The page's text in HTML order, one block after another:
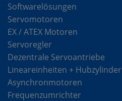
Softwarelösungen
Servomotoren
EX / ATEX Motoren
Servoregler
Dezentrale Servoantriebe
Lineareinheiten + Hubzylinder
Asynchronmotoren
Frequenzumrichter